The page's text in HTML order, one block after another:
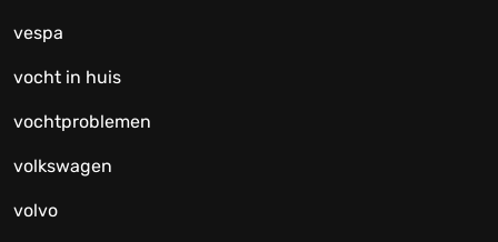
vespa
vocht in huis
vochtproblemen
volkswagen
volvo